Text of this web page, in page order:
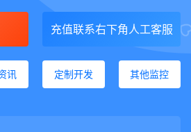
充值联系右下角人工客服
讯 定制开发 其他监控